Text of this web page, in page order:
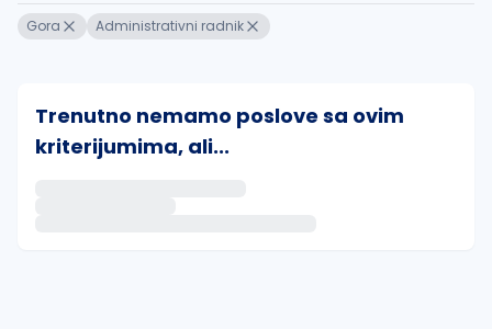
Gora Administrativni radnik
Trenutno nemamo poslove sa ovim
kriterijumima, ali...